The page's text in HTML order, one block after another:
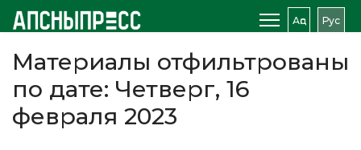
Аԥс Рус
Материалы отфильтрованы
по дате: Четверг, 16
февраля 2023